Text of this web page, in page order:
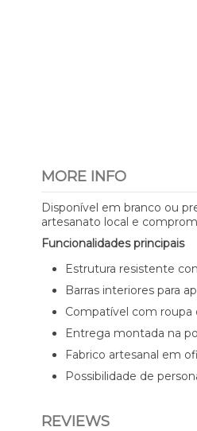
MORE INFO
Disponível em branco ou
artesanato local e
Funcionalidades principais
Estrutura resistente
Barras interiores para
Compatível com roupa
Entrega montada na
Fabrico artesanal em
Possibilidade de
REVIEWS